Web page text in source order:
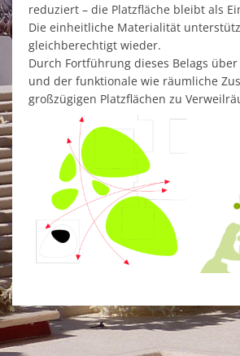
reduziert – die Platzfläche bleibt als
Die einheitliche Materialität
gleichberechtigt wieder.
Durch Fortführung dieses Belags
und der funktionale wie räumliche
großzügigen Platzflächen zu